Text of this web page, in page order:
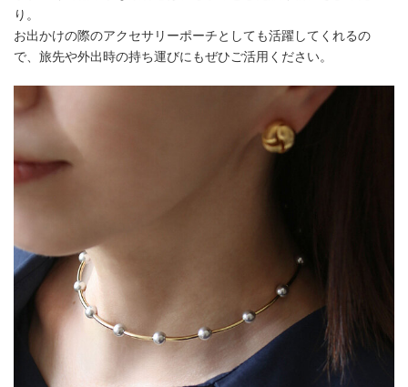
り。
お出かけの際のアクセサリーポーチとしても活躍してくれるの
で、旅先や外出時の持ち運びにもぜひご活用ください。